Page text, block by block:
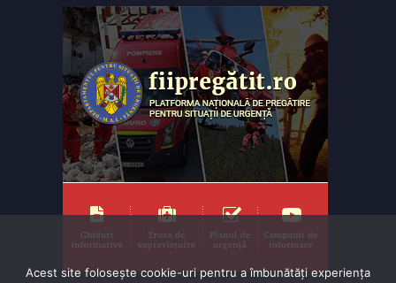
Acest site folosește cookie-uri pentru a îmbunătăți experiența